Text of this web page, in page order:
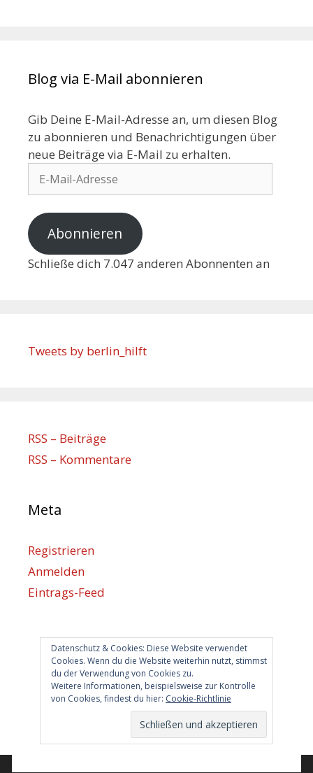
Blog via E-Mail abonnieren
Gib Deine E-Mail-Adresse an, um diesen Blog
zu abonnieren und Benachrichtigungen über
neue Beiträge via E-Mail zu erhalten.
Abonnieren
Schließe dich 7.047 anderen Abonnenten an
Datenschutz & Cookies: Diese Website verwendet
Cookies. Wenn du die Website weiterhin nutzt, stimmst
du der Verwendung von Cookies zu.
Weitere Informationen, beispielsweise zur Kontrolle
von Cookies, findest du hier: Cookie-Richtlinie
Tweets by berlin_hilft
RSS – Beiträge
RSS – Kommentare
Meta
Registrieren
Anmelden
Eintrags-Feed
WordPress.org
Berlin hilft
info@berlin-hilft.com